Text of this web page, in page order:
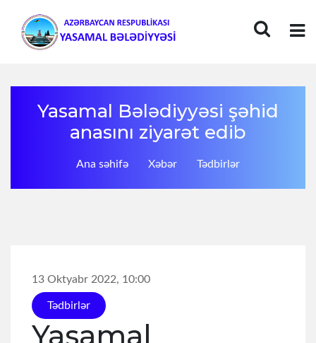
Yasamal Bələdiyyəsi şəhid
anasını ziyarət edib
Ana səhifə Xəbər Tədbirlər
13 Oktyabr 2022, 10:00
Tədbirlər
Yasamal